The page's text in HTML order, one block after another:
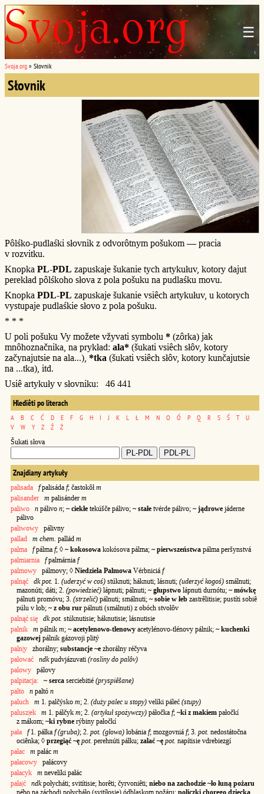
☰
Svoja.org » Słovnik
Słovnik
Pôlśko-pudlaśki słovnik z odvorôtnym pošukom — pracia
v rozvitku.
Knopka PL-PDL zapuskaje šukanie tych artykułuv, kotory dajut
perekład pôlśkoho słova z pola pošuku na pudlaśku movu.
Knopka PDL-PL zapuskaje šukanie vsiêch artykułuv, u kotorych
vystupaje pudlaśkie słovo z pola pošuku.
* * *
U poli pošuku Vy možete vžyvati symbolu * (zôrka) jak
mnôhoznačnika, na prykład: ala* (šukati vsiêch słôv, kotory
začynajutsie na ala...), *tka (šukati vsiêch słôv, kotory kunčajutsie
na ...tka), itd.
Usiê artykuły v słovniku: 46 441
Hlediêti po literach
A B C Ć D E F G H I J K L Ł M N O Ó P Q R S Ś T
U
V
W Y Z Ź Ż
Šukati słova
Znajdiany artykuły
palisada fpalisáda f; častokôłm
palisander
m palisánder m
paliwo
n pálivo n; ~ ciekłe tekúšče pálivo; ~ stałe tvérde pálivo; ~ jądrowe jáderne
pálivo
paliwowy pálivny
pallad
m chem. pallád m
palma
fpálma f; ◊ ~ kokosowa kokósova pálma; ~ pierwszeństwa pálma peršynstvá
palmiarnia
fpalmárnia f
palmowy pálmovy; ◊ Niedziela Palmowa Vérbniciá f
palnąć
dk pot. 1. (uderzyć w coś) stúknuti; háknuti; lásnuti; (uderzyć kogoś) smálnuti;
mazonúti; dáti; 2. (powiedzieć) lápnuti; pálnuti; ~ głupstwo lápnuti durnótu; ~ mówkę
pálnuti promóvu; 3. (strzelić) pálnuti; smálnuti; ~ sobie w łeb zastrêlitisie; pustíti sobiê
púlu v łob; ~ z obu rur pálnuti (smálnuti) z obóch stvołôv
palnąć się
dk pot. stúknutisie; háknutisie; lásnutisie
palnik
m pálnik m; ~ acetylenowo-tlenowy acetylénovo-tlénovy pálnik; ~ kuchenki
gazowej pálnik gázovoji plitý
paln|y zhorálny; substancje ~e zhorálny réčyva
palować
ndkpudvjázuvati (rosliny do palôv)
palowy pálovy
palpitacja:
~ serca serciebitié (pryspiêšane)
palto
n paltó n
paluch
m 1. palčýsko m; 2. (duży palec u stopy) velíki páleć (stupy)
palusz|ek
m 1. pálčyk m; 2. (artykuł spożywczy) páłočka f; ~ki z makiem pałočkí
z mákom; ~ki rybne rýbiny pałočkí
pała
f1. páłka f (gruba); 2. pot. (głowa) łobánia f; mozgovniá f; 3. pot. nedostátočna
ociênka; ◊ przegiąć ~ę pot. perehnúti páłku; zalać ~ę pot. napítisie vdrebiezgí
pałac
m pałác m
pałacowy pałácovy
pałacyk
m nevelíki pałác
pała|ć
ndkpołycháti; svitítisie; horêti; čyrvoniêti; niebo na zachodzie ~ło łuną pożaru
nébo na záchodi połycháło (svitíłosie) ódblaskom požáru; policzki chorego dziecka